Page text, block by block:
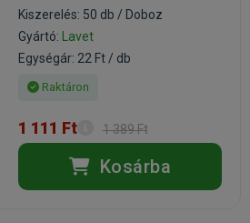
Kiszerelés: 50 db / Doboz
Gyártó:
Lavet
Egységár: 22 Ft / db
Raktáron
1 111 Ft 1 389 Ft
Kosárba